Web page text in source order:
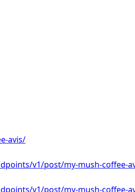
avis/
v1/post/my-mush-coffee-
v1/post/my-mush-coffee-